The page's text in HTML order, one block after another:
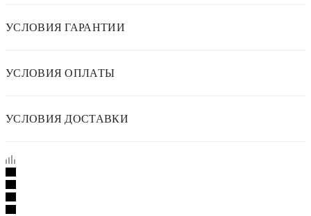
УСЛОВИЯ ГАРАНТИИ
УСЛОВИЯ ОПЛАТЫ
УСЛОВИЯ ДОСТАВКИ